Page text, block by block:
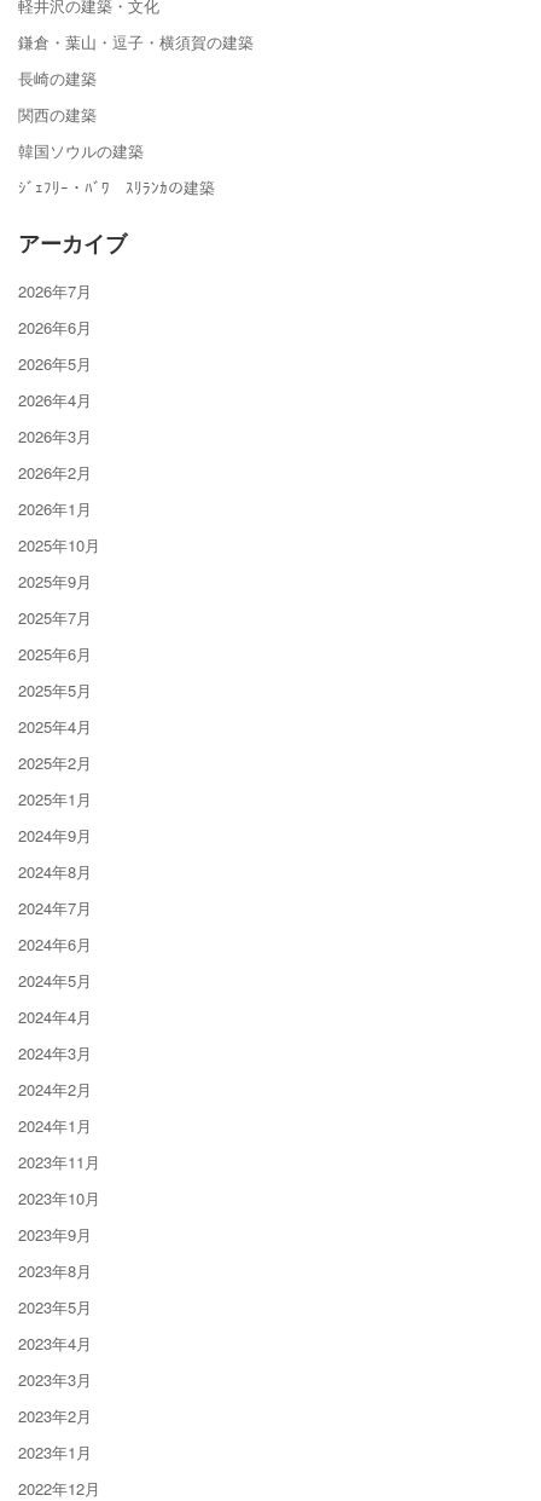
軽井沢の建築・文化
鎌倉・葉山・逗子・横須賀の建築
長崎の建築
関西の建築
韓国ソウルの建築
ｼﾞｪﾌﾘｰ・ﾊﾞﾜ ｽﾘﾗﾝｶの建築
アーカイブ
2026年7月
2026年6月
2026年5月
2026年4月
2026年3月
2026年2月
2026年1月
2025年10月
2025年9月
2025年7月
2025年6月
2025年5月
2025年4月
2025年2月
2025年1月
2024年9月
2024年8月
2024年7月
2024年6月
2024年5月
2024年4月
2024年3月
2024年2月
2024年1月
2023年11月
2023年10月
2023年9月
2023年8月
2023年5月
2023年4月
2023年3月
2023年2月
2023年1月
2022年12月